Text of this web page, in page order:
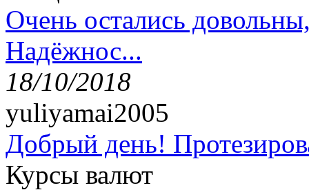
Очень остались
Надёжнос...
18/10/2018
yuliyamai2005
Добрый день!
Курсы валют